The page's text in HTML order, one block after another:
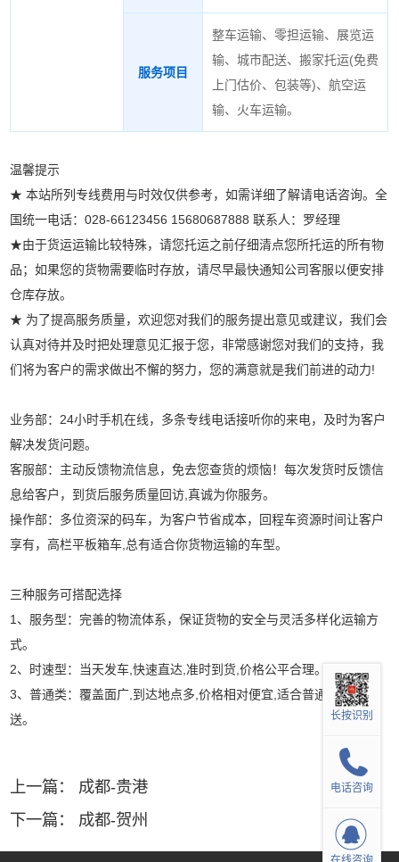
服务项目
整车运输、零担运输、展览运
输、城市配送、搬家托运(免费
上门估价、包装等)、航空运
输、火车运输。
温馨提示
★ 本站所列专线费用与时效仅供参考，如需详细了解请电话咨询。全
国统一电话：028-66123456 15680687888 联系人：罗经理
★由于货运运输比较特殊，请您托运之前仔细清点您所托运的所有物
品；如果您的货物需要临时存放，请尽早最快通知公司客服以便安排
仓库存放。
★ 为了提高服务质量，欢迎您对我们的服务提出意见或建议，我们会
认真对待并及时把处理意见汇报于您，非常感谢您对我们的支持，我
们将为客户的需求做出不懈的努力，您的满意就是我们前进的动力!
业务部：24小时手机在线，多条专线电话接听你的来电，及时为客户
解决发货问题。
客服部：主动反馈物流信息，免去您查货的烦恼！每次发货时反馈信
息给客户，到货后服务质量回访,真诚为你服务。
操作部：多位资深的码车，为客户节省成本，回程车资源时间让客户
享有，高栏平板箱车,总有适合你货物运输的车型。
三种服务可搭配选择
1、服务型：完善的物流体系，保证货物的安全与灵活多样化运输方
式。
2、时速型：当天发车,快速直达,准时到货,价格公平合理。
3、普通类：覆盖面广,到达地点多,价格相对便宜,适合普通货物运
送。
上一篇： 成都-贵港
下一篇： 成都-贺州
长按识别
电话咨询